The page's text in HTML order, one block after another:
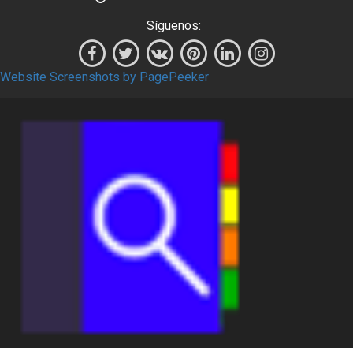
Síguenos:
Website Screenshots by PagePeeker